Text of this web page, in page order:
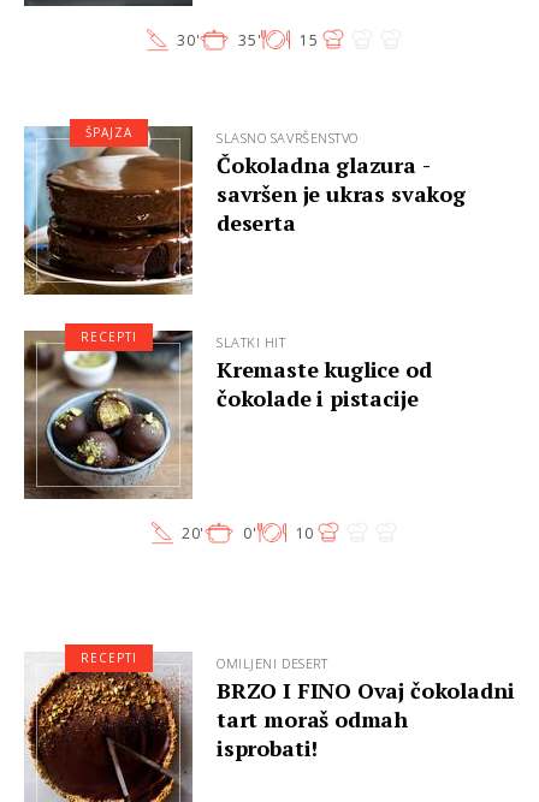
30' 35' 15
SLASNO SAVRŠENSTVO
Čokoladna glazura -
savršen je ukras svakog
deserta
ŠPAJZA
SLATKI HIT
Kremaste kuglice od
čokolade i pistacije
20' 0' 10
RECEPTI
OMILJENI DESERT
BRZO I FINO Ovaj čokoladni
tart moraš odmah
isprobati!
RECEPTI